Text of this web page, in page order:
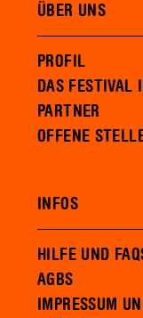
ÜBER UNS
PROFIL
DAS FESTIVAL
PARTNER
OFFENE
INFOS
HILFE UND
AGBS
IMPRESSUM